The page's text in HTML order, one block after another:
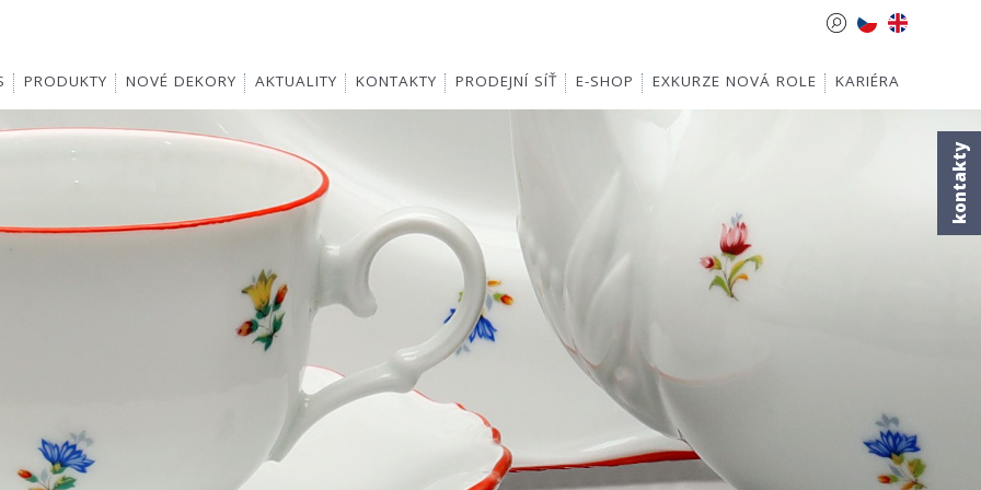
kontakty
PRODUKTY NOVÉ DEKORY AKTUALITY KONTAKTY PRODEJNÍ SÍŤ E-SHOP EXKURZE NOVÁ ROLE KARIÉRA